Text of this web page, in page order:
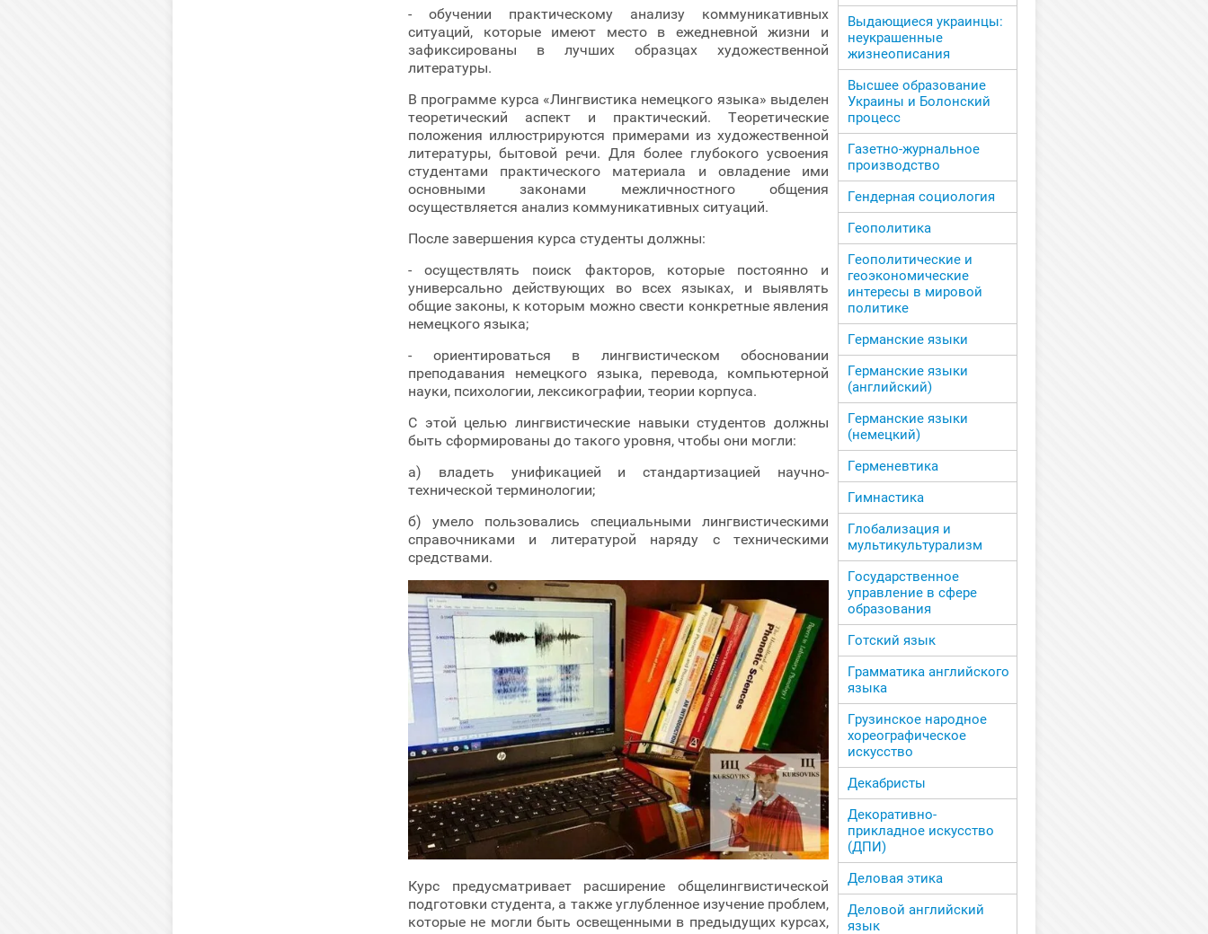
- обучении практическому анализу коммуникативных
ситуаций, которые имеют место в ежедневной жизни и
зафиксированы в лучших образцах художественной
литературы.
В программе курса «Лингвистика немецкого языка» выделен
теоретический аспект и практический. Теоретические
положения иллюстрируются примерами из художественной
литературы, бытовой речи. Для более глубокого усвоения
студентами практического материала и овладение ими
основными законами межличностного общения
осуществляется анализ коммуникативных ситуаций.
После завершения курса студенты должны:
- осуществлять поиск факторов, которые постоянно и
универсально действующих во всех языках, и выявлять
общие законы, к которым можно свести конкретные явления
немецкого языка;
- ориентироваться в лингвистическом обосновании
преподавания немецкого языка, перевода, компьютерной
науки, психологии, лексикографии, теории корпуса.
С этой целью лингвистические навыки студентов должны
быть сформированы до такого уровня, чтобы они могли:
а) владеть унификацией и стандартизацией научно-
технической терминологии;
б) умело пользовались специальными лингвистическими
справочниками и литературой наряду с техническими
средствами.
Курс предусматривает расширение общелингвистической
подготовки студента, а также углубленное изучение проблем,
которые не могли быть освещенными в предыдущих курсах,
Выдающиеся украинцы:
неукрашенные
жизнеописания
Высшее образование
Украины и Болонский
процесс
Газетно-журнальное
производство
Гендерная социология
Геополитика
Геополитические и
геоэкономические
интересы в мировой
политике
Германские языки
Германские языки
(английский)
Германские языки
(немецкий)
Герменевтика
Гимнастика
Глобализация и
мультикультурализм
Государственное
управление в сфере
образования
Готский язык
Грамматика английского
языка
Грузинское народное
хореографическое
искусство
Декабристы
Декоративно-
прикладное искусство
(ДПИ)
Деловая этика
Деловой английский
язык